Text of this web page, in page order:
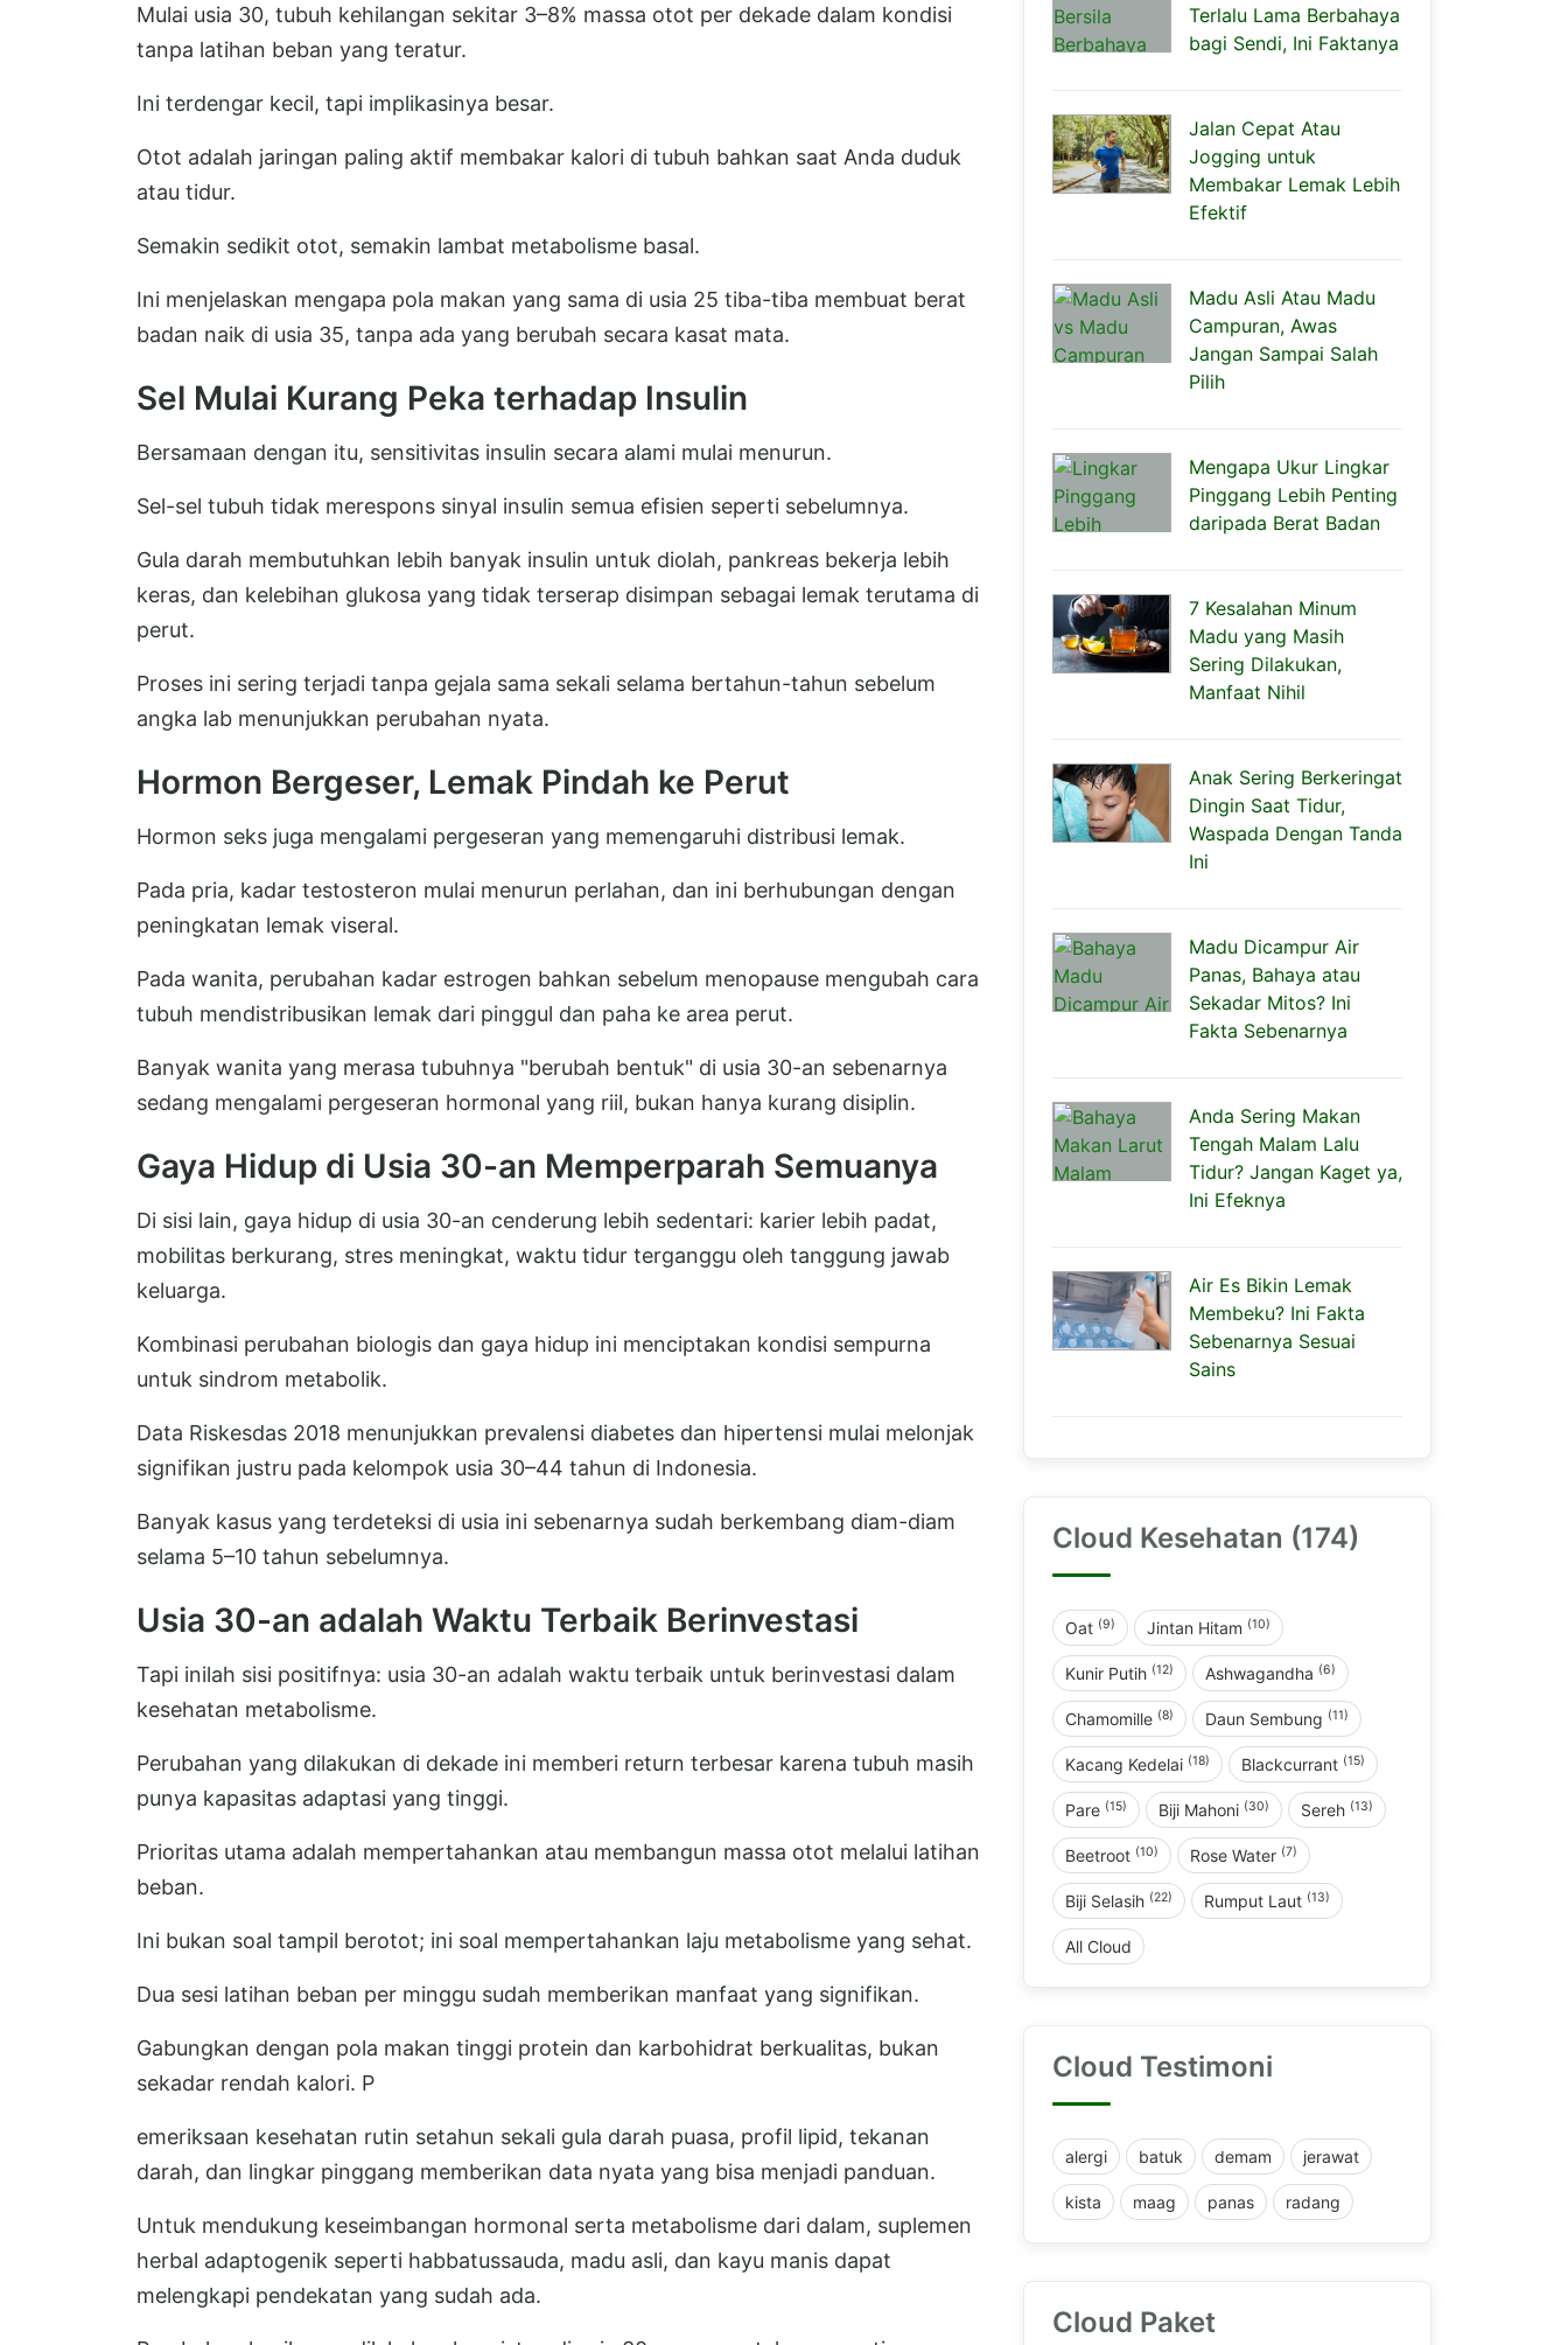
Mulai usia 30, tubuh kehilangan sekitar 3–8% massa otot per dekade dalam kondisi
tanpa latihan beban yang teratur.
Ini terdengar kecil, tapi implikasinya besar.
Otot adalah jaringan paling aktif membakar kalori di tubuh bahkan saat Anda duduk
atau tidur.
Semakin sedikit otot, semakin lambat metabolisme basal.
Ini menjelaskan mengapa pola makan yang sama di usia 25 tiba-tiba membuat berat
badan naik di usia 35, tanpa ada yang berubah secara kasat mata.
Sel Mulai Kurang Peka terhadap Insulin
Bersamaan dengan itu, sensitivitas insulin secara alami mulai menurun.
Sel-sel tubuh tidak merespons sinyal insulin semua efisien seperti sebelumnya.
Gula darah membutuhkan lebih banyak insulin untuk diolah, pankreas bekerja lebih
keras, dan kelebihan glukosa yang tidak terserap disimpan sebagai lemak terutama di
perut.
Proses ini sering terjadi tanpa gejala sama sekali selama bertahun-tahun sebelum
angka lab menunjukkan perubahan nyata.
Hormon Bergeser, Lemak Pindah ke Perut
Hormon seks juga mengalami pergeseran yang memengaruhi distribusi lemak.
Pada pria, kadar testosteron mulai menurun perlahan, dan ini berhubungan dengan
peningkatan lemak viseral.
Pada wanita, perubahan kadar estrogen bahkan sebelum menopause mengubah cara
tubuh mendistribusikan lemak dari pinggul dan paha ke area perut.
Banyak wanita yang merasa tubuhnya "berubah bentuk" di usia 30-an sebenarnya
sedang mengalami pergeseran hormonal yang riil, bukan hanya kurang disiplin.
Gaya Hidup di Usia 30-an Memperparah Semuanya
Di sisi lain, gaya hidup di usia 30-an cenderung lebih sedentari: karier lebih padat,
mobilitas berkurang, stres meningkat, waktu tidur terganggu oleh tanggung jawab
keluarga.
Kombinasi perubahan biologis dan gaya hidup ini menciptakan kondisi sempurna
untuk sindrom metabolik.
Data Riskesdas 2018 menunjukkan prevalensi diabetes dan hipertensi mulai melonjak
signifikan justru pada kelompok usia 30–44 tahun di Indonesia.
Banyak kasus yang terdeteksi di usia ini sebenarnya sudah berkembang diam-diam
selama 5–10 tahun sebelumnya.
Usia 30-an adalah Waktu Terbaik Berinvestasi
Tapi inilah sisi positifnya: usia 30-an adalah waktu terbaik untuk berinvestasi dalam
kesehatan metabolisme.
Perubahan yang dilakukan di dekade ini memberi return terbesar karena tubuh masih
punya kapasitas adaptasi yang tinggi.
Prioritas utama adalah mempertahankan atau membangun massa otot melalui latihan
beban.
Ini bukan soal tampil berotot; ini soal mempertahankan laju metabolisme yang sehat.
Dua sesi latihan beban per minggu sudah memberikan manfaat yang signifikan.
Gabungkan dengan pola makan tinggi protein dan karbohidrat berkualitas, bukan
sekadar rendah kalori. P
emeriksaan kesehatan rutin setahun sekali gula darah puasa, profil lipid, tekanan
darah, dan lingkar pinggang memberikan data nyata yang bisa menjadi panduan.
Untuk mendukung keseimbangan hormonal serta metabolisme dari dalam, suplemen
herbal adaptogenik seperti habbatussauda, madu asli, dan kayu manis dapat
melengkapi pendekatan yang sudah ada.
Terlalu Lama Berbahaya
bagi Sendi, Ini Faktanya
Jalan Cepat Atau
Jogging untuk
Membakar Lemak Lebih
Efektif
Madu Asli Atau Madu
Campuran, Awas
Jangan Sampai Salah
Pilih
Mengapa Ukur Lingkar
Pinggang Lebih Penting
daripada Berat Badan
7 Kesalahan Minum
Madu yang Masih
Sering Dilakukan,
Manfaat Nihil
Anak Sering Berkeringat
Dingin Saat Tidur,
Waspada Dengan Tanda
Ini
Madu Dicampur Air
Panas, Bahaya atau
Sekadar Mitos? Ini
Fakta Sebenarnya
Anda Sering Makan
Tengah Malam Lalu
Tidur? Jangan Kaget ya,
Ini Efeknya
Air Es Bikin Lemak
Membeku? Ini Fakta
Sebenarnya Sesuai
Sains
Cloud Kesehatan (174)
Oat (9) Jintan Hitam (10)
Kunir Putih (12) Ashwagandha (6)
Chamomille (8) Daun Sembung (11)
Kacang Kedelai (18) Blackcurrant (15)
Pare (15) Biji Mahoni (30) Sereh (13)
Beetroot (10) Rose Water (7)
Biji Selasih (22) Rumput Laut (13)
All Cloud
Cloud Testimoni
alergi batuk demam jerawat
kista maag panas radang
Cloud Paket